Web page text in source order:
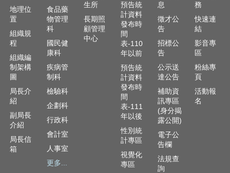
地理位
置
組織規
程
組織編
制架構
圖
局長介
紹
副局長
介紹
局長信
箱
食品藥
物管理
科
國民健
康科
疾病管
制科
檢驗科
企劃科
行政科
會計室
人事室
更多...
生所
長期照
顧管理
中心
預告統
計資料
發布時
間
表-110
年以前
預告統
計資料
發布時
間
表-111
年以後
性別統
計專區
視覺化
專區
息
徵才公
告
招標公
告
公示送
達公告
補助資
訊專區
(身分揭
露公開)
電子公
告欄
法規查
詢
務
快速連
結
影音專
區
粉絲專
頁
活動報
名